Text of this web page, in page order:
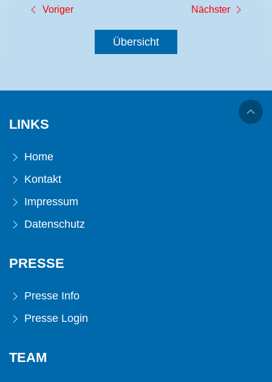
Voriger Nächster
Übersicht
LINKS
Home
Kontakt
Impressum
Datenschutz
PRESSE
Presse Info
Presse Login
TEAM